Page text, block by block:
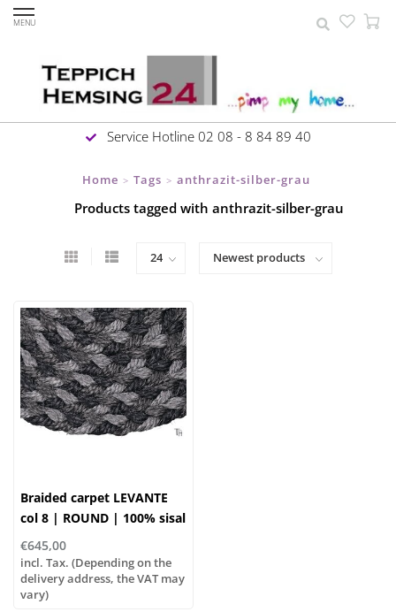
MENU
Service Hotline 02 08 - 8 84 89 40
Home > Tags > anthrazit-silber-grau
Products tagged with anthrazit-silber-grau
Braided carpet LEVANTE
col 8 | ROUND | 100% sisal
€645,00
incl. Tax. (Depending on the
delivery address, the VAT may
vary)